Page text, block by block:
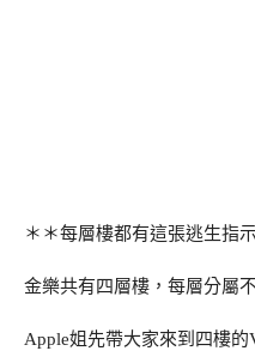
＊＊每層樓都有這張逃生指
金樂共有四層樓，每層分屬
Apple姐先帶大家來到四樓的